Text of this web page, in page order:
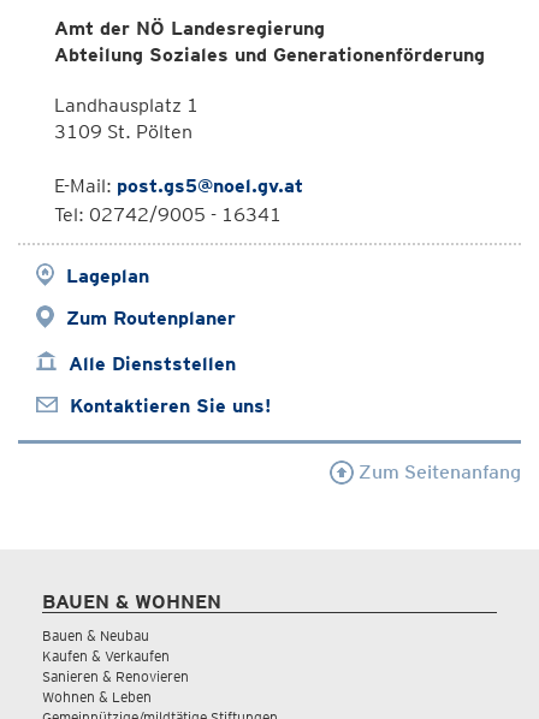
Amt der NÖ Landesregierung
Abteilung Soziales und Generationenförderung
Landhausplatz 1
3109 St. Pölten
E-Mail: post.gs5@noel.gv.at
Tel: 02742/9005 - 16341
Lageplan
Zum Routenplaner
Alle Dienststellen
Kontaktieren Sie uns!
Zum Seitenanfang
BAUEN & WOHNEN
Bauen & Neubau
Kaufen & Verkaufen
Sanieren & Renovieren
Wohnen & Leben